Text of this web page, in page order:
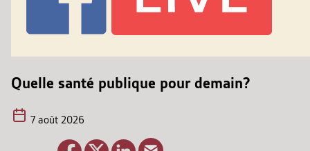
Quelle santé publique pour demain?
7 août 2026